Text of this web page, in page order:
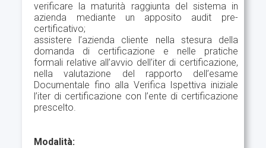
verificare la maturità raggiunta del sistema in
azienda mediante un apposito audit pre-
certificativo;
assistere l’azienda cliente nella stesura della
domanda di certificazione e nelle pratiche
formali relative all’avvio dell’iter di certificazione,
nella valutazione del rapporto dell’esame
Documentale fino alla Verifica Ispettiva iniziale
l’iter di certificazione con l’ente di certificazione
prescelto.
Modalità: